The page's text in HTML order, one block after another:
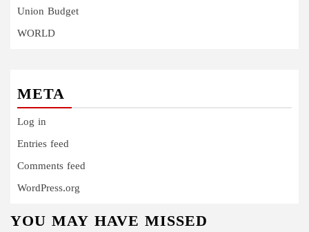
Union Budget
WORLD
META
Log in
Entries feed
Comments feed
WordPress.org
YOU MAY HAVE MISSED